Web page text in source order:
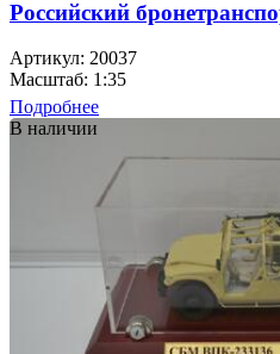
Российский
Артикул: 20037
Масштаб: 1:35
Подробнее
В наличии